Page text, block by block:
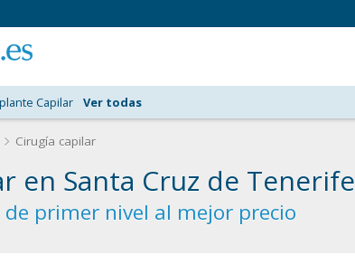
Cirugía capilar
en Santa Cruz de Tenerife
de primer nivel al mejor precio
Capilar Ver todas